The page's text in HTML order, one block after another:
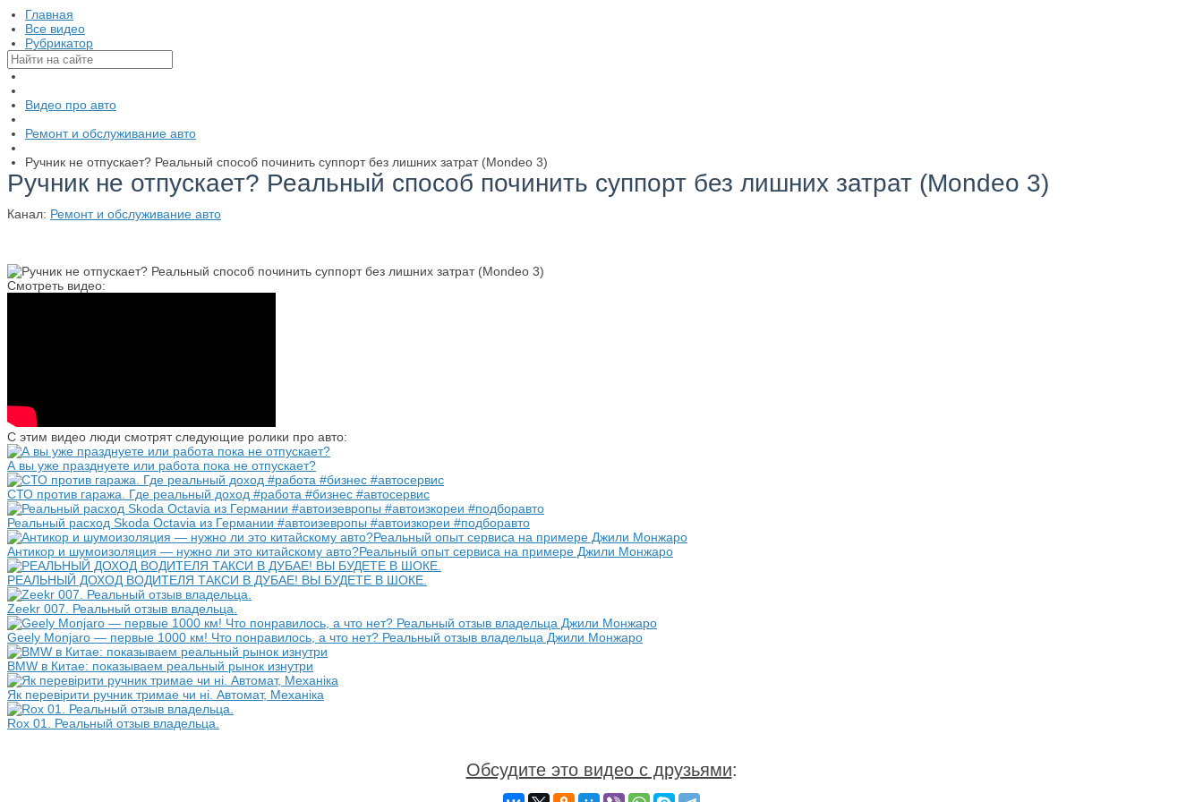
Главная
Все видео
Рубрикатор
Видео про авто
Ремонт и обслуживание авто
Ручник не отпускает? Реальный способ починить суппорт без лишних затрат (Mondeo 3)
Ручник не отпускает? Реальный способ починить суппорт без лишних затрат (Mondeo 3)
Канал: Ремонт и обслуживание авто
Смотреть видео:
С этим видео люди смотрят следующие ролики про авто:
А вы уже празднуете или работа пока не отпускает?
СТО против гаража. Где реальный доход #работа #бизнес #автосервис
Реальный расход Skoda Octavia из Германии #автоизевропы #автоизкореи #подборавто
Антикор и шумоизоляция — нужно ли это китайскому авто?Реальный опыт сервиса на примере Джили Монжаро
РЕАЛЬНЫЙ ДОХОД ВОДИТЕЛЯ ТАКСИ В ДУБАЕ! ВЫ БУДЕТЕ В ШОКЕ.
Zeekr 007. Реальный отзыв владельца.
Geely Monjaro — первые 1000 км! Что понравилось, а что нет? Реальный отзыв владельца Джили Монжаро
BMW в Китае: показываем реальный рынок изнутри
Як перевірити ручник тримае чи ні. Автомат, Механіка
Rox 01. Реальный отзыв владельца.
Обсудите это видео с друзьями: